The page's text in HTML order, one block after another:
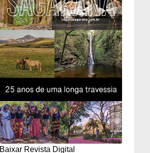
Baixar Revista Digital